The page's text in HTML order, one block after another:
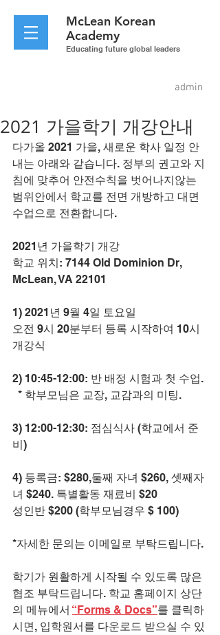
McLean Korean
Academy
Educating future global leaders
admin
2021 가을학기 개강안내
다가올 2021 가을, 새로운 학사 일정 안
내는 아래와 같습니다. 정부의 권고와 지
침에 맞추어 안전수칙을 벗어나지않는
범위안에서 학교를 전면 개방하고 대면
수업으로 전환합니다.
2021년 가을학기 개강
학교 위치: 7144 Old Dominion Dr,
McLean, VA 22101
1) 2021년 9월 4일 토요일
오전 9시 20분부터 등록 시작하여 10시
개강식
2) 10:45-12:00: 반 배정 시험과 첫 수업.
  * 학부모님은 교장, 교감과의 미팅.
3) 12:00-12:30: 점심식사 (학교에서 준
비)
4) 등록금: $280,둘째 자녀 $260, 셋째자
녀 $240. 특별활동 재료비 $20
성인반 $200 (학부모님경우 $ 100)
*자세한 문의는 이메일로 부탁드립니다.
학기가 원활하게 시작될 수 있도록 많은
협조 부탁드립니다. 학교 홈페이지 상단
의 메뉴에서 “Forms & Docs”를 클릭하
시면, 입학원서를 다운로드 받으실 수 있